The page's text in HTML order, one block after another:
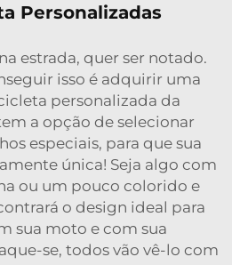
Personalizadas
estrada, quer ser notado.
isso é adquirir uma
personalizada da
a opção de selecionar
especiais, para que sua
única! Seja algo com
ou um pouco colorido e
o design ideal para
sua moto e com sua
se, todos vão vê-lo com